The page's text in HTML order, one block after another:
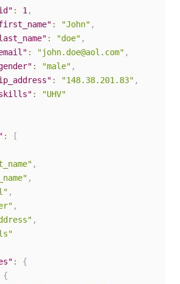
: 1 ,
: "John" ,
: "doe" ,
: "john.doe@aol.com" ,
: "male" ,
: "148.38.201.83" ,
:
"UHV"
:
[
,
,
,
,
,
:
{
{